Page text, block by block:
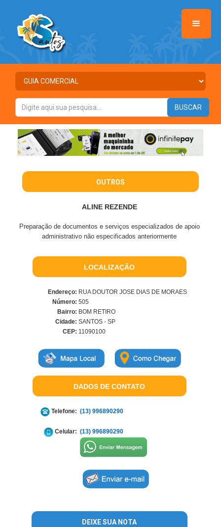
OUTROS
ALINE REZENDE
Preparação de documentos e serviços especializados de apoio
administrativo não especificados anteriormente
LOCALIZAÇÃO
Endereço: RUA DOUTOR JOSE DIAS DE MORAES
Número: 505
Bairro: BOM RETIRO
Cidade: SANTOS - SP
CEP: 11090100
DADOS DE CONTATO
Telefone: (13) 996890290
Celular: (13) 996890290
DEIXE SUA NOTA